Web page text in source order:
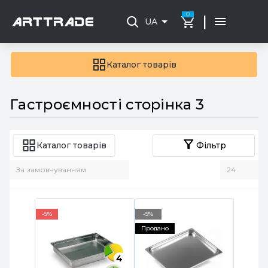
Каталог товарів
UA
0 |
Гастроємності сторінка 3
Каталог товарів Фільтр
-5%
4
-5%
Продано